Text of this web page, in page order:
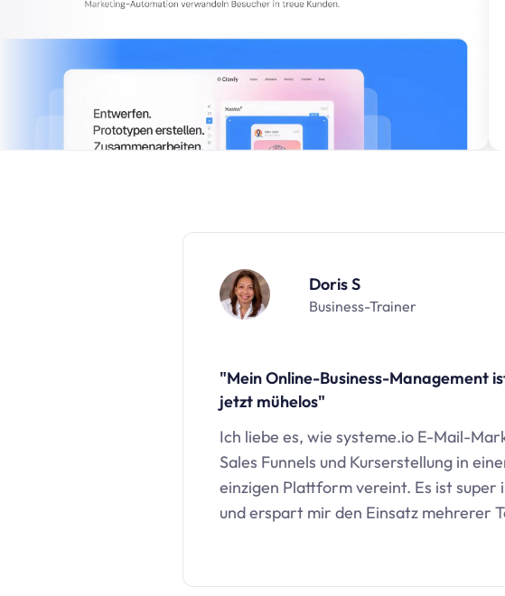
Doris S
Business-Trainer
"Mein Online-Business-Management
jetzt mühelos"
Ich liebe es, wie systeme.io E-Mail-
Sales Funnels und Kurserstellung in
einzigen Plattform vereint. Es ist super
und erspart mir den Einsatz mehrerer